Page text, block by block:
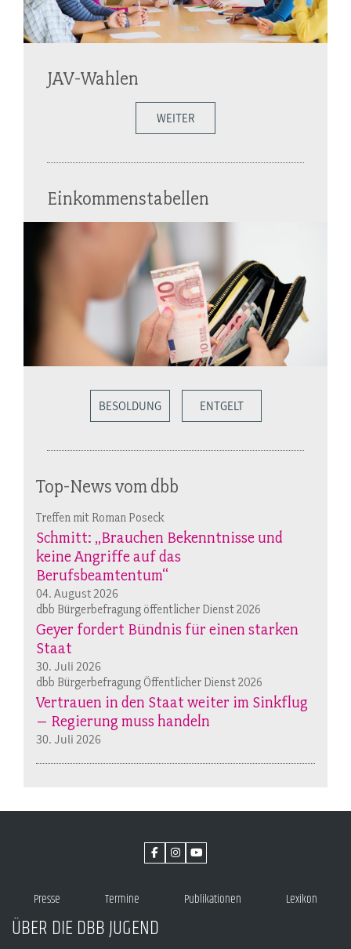
JAV-Wahlen
WEITER
Einkommenstabellen
BESOLDUNG ENTGELT
Top-News vom dbb
Treffen mit Roman Poseck
Schmitt: „Brauchen Bekenntnisse und
keine Angriffe auf das
Berufsbeamtentum“
04. August 2026
dbb Bürgerbefragung öffentlicher Dienst 2026
Geyer fordert Bündnis für einen starken
Staat
30. Juli 2026
dbb Bürgerbefragung Öffentlicher Dienst 2026
Vertrauen in den Staat weiter im Sinkflug
– Regierung muss handeln
30. Juli 2026
Presse Termine Publikationen Lexikon
ÜBER DIE DBB JUGEND